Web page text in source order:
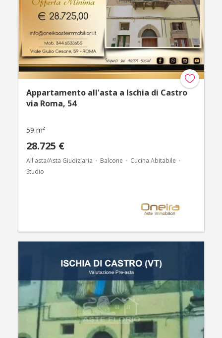
Appartamento all'asta a Ischia di Castro
via Roma, 54
59 m²
28.725 €
All'asta/Asta Giudiziaria Balcone
Cucina Abitabile
Studio